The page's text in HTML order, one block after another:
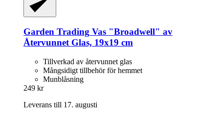
Garden Trading Vas "Broadwell" av
Återvunnet Glas, 19x19 cm
Tillverkad av återvunnet glas
Mångsidigt tillbehör för hemmet
Munblåsning
249 kr
Leverans till 17. augusti